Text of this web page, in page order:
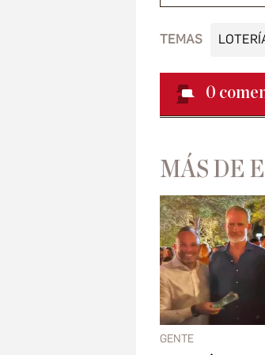
TEMAS
0
MÁS DE
GENTE